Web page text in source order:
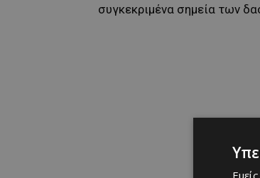
συγκεκριμένα σημεία των